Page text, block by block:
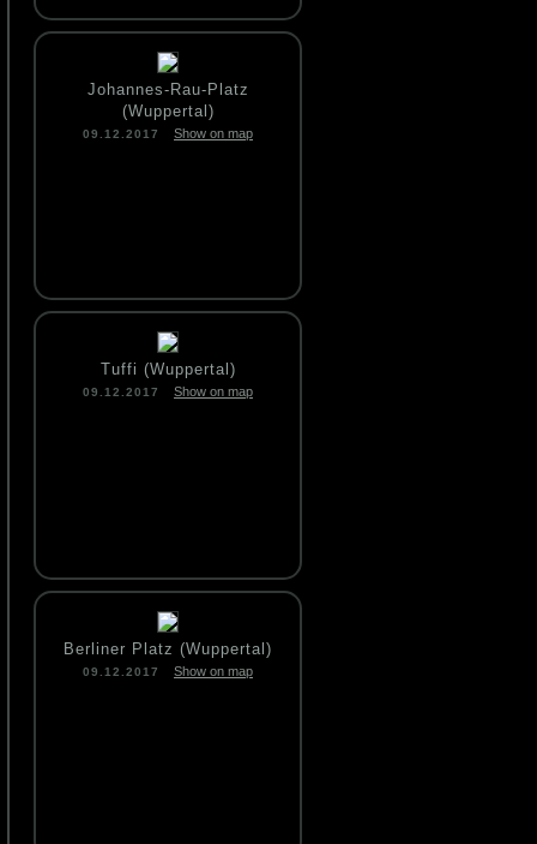
Johannes-Rau-Platz
(Wuppertal)
09.12.2017 Show on map
Tuffi (Wuppertal)
09.12.2017 Show on map
Berliner Platz (Wuppertal)
09.12.2017 Show on map